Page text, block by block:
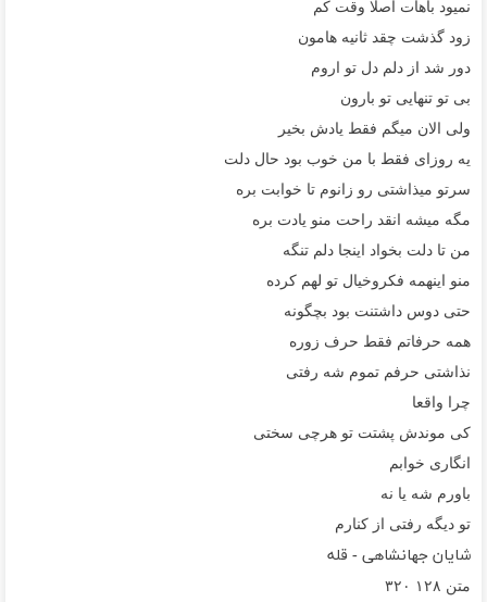
نمیود باهات اصلا وقت کم
زود گذشت چقد ثانیه هامون
دور شد از دلم دل تو اروم
بی تو تنهایی تو بارون
ولی الان میگم فقط یادش بخیر
یه روزای فقط با من خوب بود حال دلت
سرتو میذاشتی رو زانوم تا خوابت بره
مگه میشه انقد راحت منو یادت بره
من تا دلت بخواد اینجا دلم تنگه
منو اینهمه فکروخیال تو لهم کرده
حتی دوس داشتنت بود بچگونه
همه حرفاتم فقط حرف زوره
نذاشتی حرفم تموم شه رفتی
چرا واقعا
کی موندش پشتت تو هرچی سختی
انگاری خوابم
باورم شه یا نه
تو دیگه رفتی از کنارم
شایان جهانشاهی - قله
متن ۱۲۸ ۳۲۰